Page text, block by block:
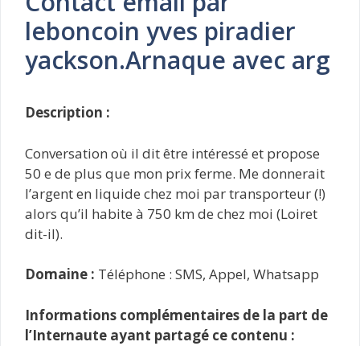
leboncoin yves piradier
yackson.Arnaque avec arg
Description :
Conversation où il dit être intéressé et propose
50 e de plus que mon prix ferme. Me donnerait
l’argent en liquide chez moi par transporteur (!)
alors qu’il habite à 750 km de chez moi (Loiret
dit-il).
Domaine : Téléphone : SMS, Appel, Whatsapp
Informations complémentaires de la part de
l’Internaute ayant partagé ce contenu :